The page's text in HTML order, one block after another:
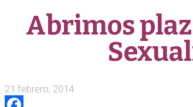
Abrimos
21 febrero, 2014